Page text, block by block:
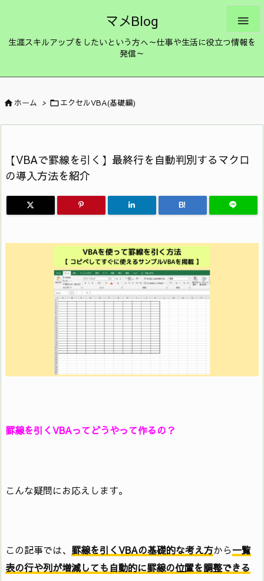
マメBlog
生涯スキルアップをしたいという方へ～仕事や生活に役立つ情報を
発信～

ホーム > エクセルVBA(基礎編)
【VBAで罫線を引く】最終行を自動判別するマクロ
の導入方法を紹介
B!
罫線を引くVBAってどうやって作るの？
こんな疑問にお応えします。
この記事では、 罫線を引くVBAの基礎的な考え方から一覧
表の行や列が増減しても自動的に罫線の位置を調整できる